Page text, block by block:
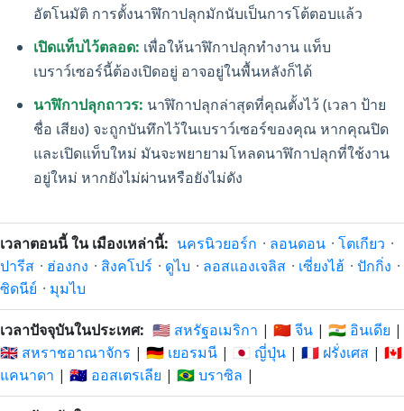
อัตโนมัติ การตั้งนาฬิกาปลุกมักนับเป็นการโต้ตอบแล้ว
เปิดแท็บไว้ตลอด: เพื่อให้นาฬิกาปลุกทำงาน แท็บ
เบราว์เซอร์นี้ต้องเปิดอยู่ อาจอยู่ในพื้นหลังก็ได้
นาฬิกาปลุกถาวร: นาฬิกาปลุกล่าสุดที่คุณตั้งไว้ (เวลา ป้าย
ชื่อ เสียง) จะถูกบันทึกไว้ในเบราว์เซอร์ของคุณ หากคุณปิด
และเปิดแท็บใหม่ มันจะพยายามโหลดนาฬิกาปลุกที่ใช้งาน
อยู่ใหม่ หากยังไม่ผ่านหรือยังไม่ดัง
เวลาตอนนี้ ใน เมืองเหล่านี้: นครนิวยอร์ก · ลอนดอน · โตเกียว ·
ปารีส · ฮ่องกง · สิงคโปร์ · ดูไบ · ลอสแองเจลิส · เซี่ยงไฮ้ · ปักกิ่ง ·
ซิดนีย์ · มุมไบ
เวลาปัจจุบันในประเทศ: 🇺🇸 สหรัฐอเมริกา | 🇨🇳 จีน | 🇮🇳 อินเดีย |
🇬🇧 สหราชอาณาจักร | 🇩🇪 เยอรมนี | 🇯🇵 ญี่ปุ่น | 🇫🇷 ฝรั่งเศส | 🇨🇦
แคนาดา | 🇦🇺 ออสเตรเลีย | 🇧🇷 บราซิล |